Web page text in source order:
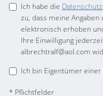
Ich habe die
zu, dass meine
elektronisch erhoben
Ihre Einwilligung
albrechtralf@aol.com
Ich bin Eigentümer
* Pflichtfelder